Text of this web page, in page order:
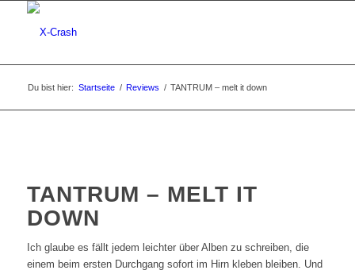
Du bist hier: Startseite / Reviews / TANTRUM – melt it down
TANTRUM – MELT IT
DOWN
Ich glaube es fällt jedem leichter über Alben zu schreiben, die
einem beim ersten Durchgang sofort im Hirn kleben bleiben. Und